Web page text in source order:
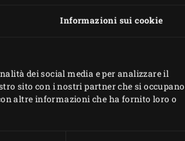
Informazioni sui cookie
dei social media e per analizzare il
sito con i nostri partner che si occupano
altre informazioni che ha fornito loro o